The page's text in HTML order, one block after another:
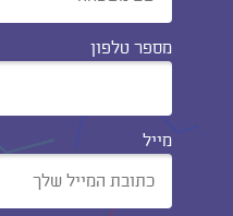
מספר טלפון
מייל